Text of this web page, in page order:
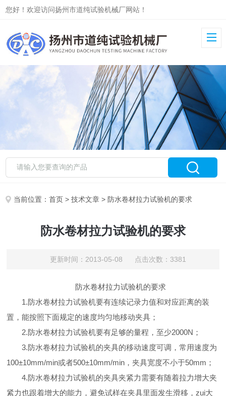
您好！欢迎访问扬州市道纯试验机械厂网站！
当前位置：首页 >技术文章 > 防水卷材拉力试验机的要求
防水卷材拉力试验机的要求
更新时间：2013-05-08 点击次数：3381
防水卷材拉力试验机的要求
1.防水卷材拉力试验机要有连续记录力值和对应距离的装
置，能按照下面规定的速度均匀地移动夹具；
2.防水卷材拉力试验机要有足够的量程，至少2000N；
3.防水卷材拉力试验机的夹具的移动速度可调，常用速度为
100±10mm/min或者500±10mm/min，夹具宽度不小于50mm；
4.防水卷材拉力试验机的夹具夹紧力需要有随着拉力增大夹
紧力也跟着增大的能力，避免试样在夹具里面发生滑移，zui大